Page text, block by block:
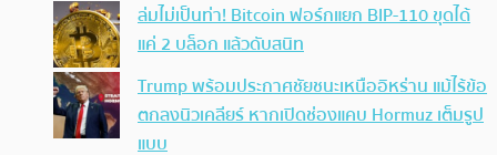
ล่มไม่เป็นท่า! Bitcoin ฟอร์กแยก BIP-110 ขุดได้
แค่ 2 บล็อก แล้วดับสนิท
Trump พร้อมประกาศชัยชนะเหนืออิหร่าน แม้ไร้ข้อ
ตกลงนิวเคลียร์ หากเปิดช่องแคบ Hormuz เต็มรูป
แบบ